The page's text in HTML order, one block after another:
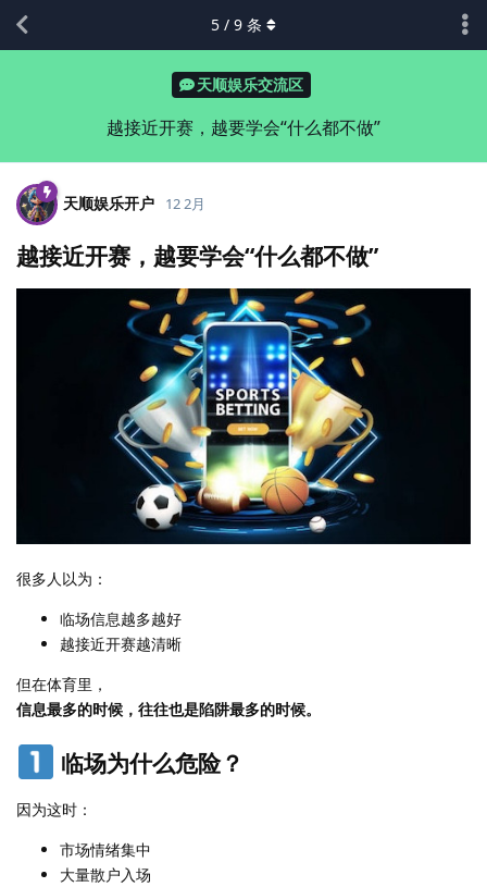
天顺娱乐交流区
越接近开赛，越要学会“什么都不做”
5 / 9 条
天顺娱乐开户 12 2月
越接近开赛，越要学会“什么都不做”
很多人以为：
临场信息越多越好
越接近开赛越清晰
但在体育里，
信息最多的时候，往往也是陷阱最多的时候。
临场为什么危险？
因为这时：
市场情绪集中
大量散户入场